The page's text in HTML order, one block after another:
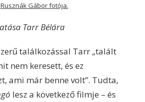
Rusznák Gábor fotója.
Tarr Bélára
találkozással Tarr „talált
nem keresett, és ez
ami már benne volt’’. Tudta,
lesz a következő filmje – és